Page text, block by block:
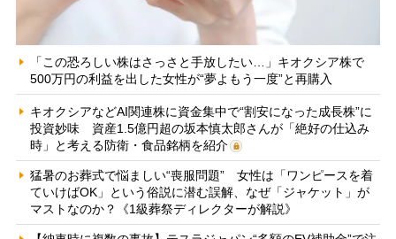
「この恐ろしい株はさっさと手放したい…」キオクシア株で
500万円の利益を出した女性が“夢よもう一度”と再購入
キオクシアなどAI関連株に資金集中で“割安になった成長株”に
投資妙味 資産1.5億円超の坂本慎太郎さんが「絶好の仕込み
時」と考える防衛・食品銘柄を紹介
猛暑のお葬式で悩ましい“喪服問題” 女性は「ワンピースを着
ていけばOK」という俗説に潜む誤解、なぜ「ジャケット」が
マストなのか？《1級葬祭ディレクターが解説》